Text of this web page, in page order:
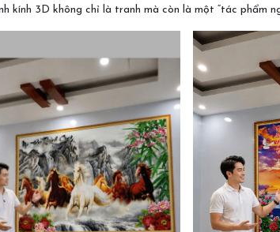
kính 3D không chỉ là tranh mà còn là một “tác phẩm